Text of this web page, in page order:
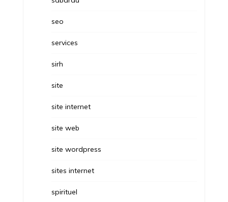
seo
services
sirh
site
site internet
site web
site wordpress
sites internet
spirituel